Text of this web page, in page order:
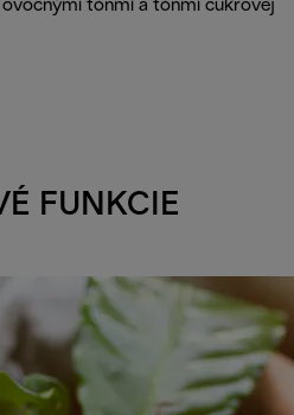
ovocnými tónmi a tónmi cukrovej
FUNKCIE